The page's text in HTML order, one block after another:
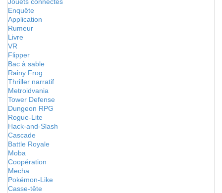
Enquête
Application
Rumeur
Livre
VR
Flipper
Bac à sable
Rainy Frog
Thriller narratif
Metroidvania
Tower Defense
Dungeon RPG
Rogue-Lite
Hack-and-Slash
Cascade
Battle Royale
Moba
Coopération
Mecha
Pokémon-Like
Casse-tête